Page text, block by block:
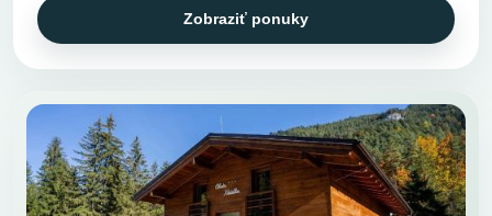
Zobraziť ponuky